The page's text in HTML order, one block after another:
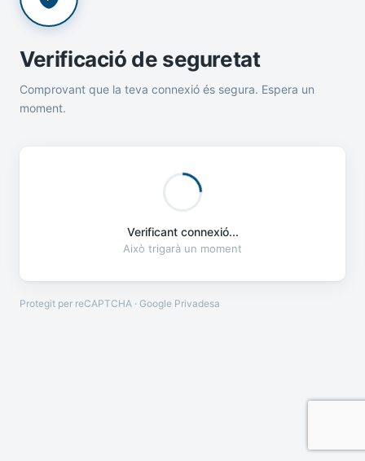
Verificació de seguretat
Comprovant que la teva connexió és segura. Espera un
moment.
Verificant connexió...
Això trigarà un moment
Protegit per reCAPTCHA · Google Privadesa